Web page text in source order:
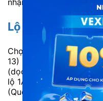
Lộ trình
Chợ đầu mối Thủ Đức
13) Gia Nghĩa (Dọc
(dọc quốc lộ 14) Bến
lộ 1A) Ngã 3 Túy Loan
(Quốc lộ 1A).